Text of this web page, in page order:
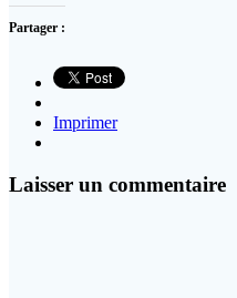
Partager :
Imprimer
Laisser un commentaire